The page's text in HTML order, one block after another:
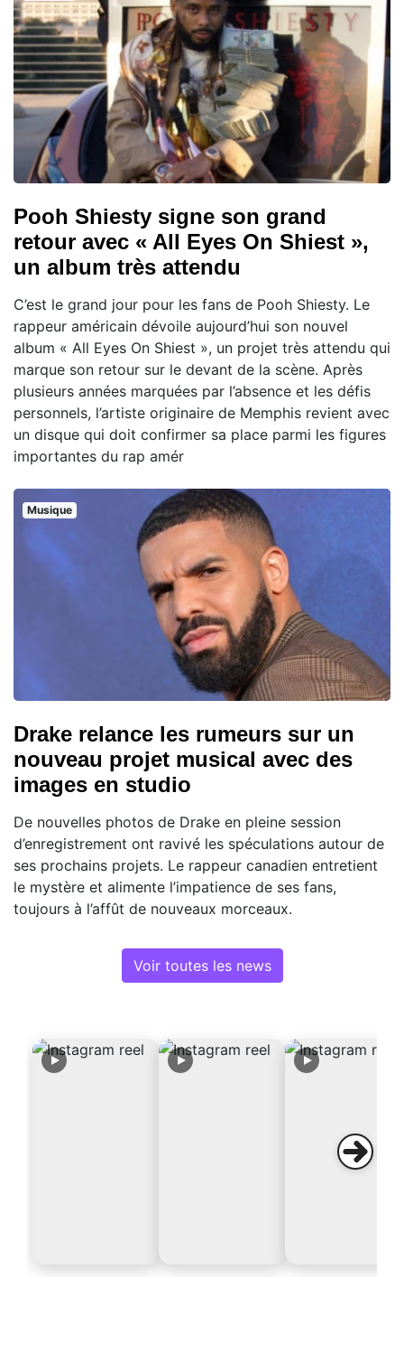
Pooh Shiesty signe son grand
retour avec « All Eyes On Shiest »,
un album très attendu
C’est le grand jour pour les fans de Pooh Shiesty. Le
rappeur américain dévoile aujourd’hui son nouvel
album « All Eyes On Shiest », un projet très attendu qui
marque son retour sur le devant de la scène. Après
plusieurs années marquées par l’absence et les défis
personnels, l’artiste originaire de Memphis revient avec
un disque qui doit confirmer sa place parmi les figures
importantes du rap amér
Musique
Drake relance les rumeurs sur un
nouveau projet musical avec des
images en studio
De nouvelles photos de Drake en pleine session
d’enregistrement ont ravivé les spéculations autour de
ses prochains projets. Le rappeur canadien entretient
le mystère et alimente l’impatience de ses fans,
toujours à l’affût de nouveaux morceaux.
Voir toutes les news